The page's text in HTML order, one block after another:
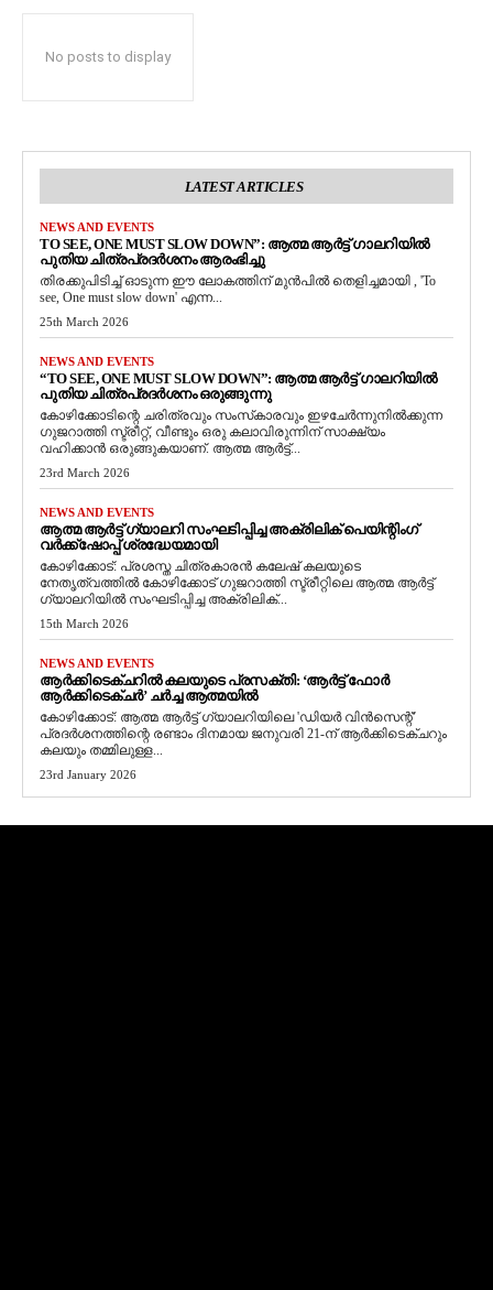
No posts to display
LATEST ARTICLES
NEWS AND EVENTS
TO SEE, ONE MUST SLOW DOWN”: ആത്മ ആർട്ട് ഗാലറിയിൽ
പുതിയ ചിത്രപ്രദർശനം ആരംഭിച്ചു
തിരക്കുപിടിച്ച് ഓടുന്ന ഈ ലോകത്തിന് മുൻപിൽ തെളിച്ചമായി , 'To
see, One must slow down' എന്ന...
25th March 2026
NEWS AND EVENTS
“TO SEE, ONE MUST SLOW DOWN”: ആത്മ ആർട്ട് ഗാലറിയിൽ
പുതിയ ചിത്രപ്രദർശനം ഒരുങ്ങുന്നു
കോഴിക്കോടിന്റെ ചരിത്രവും സംസ്‌കാരവും ഇഴചേർന്നുനിൽക്കുന്ന
ഗുജറാത്തി സ്ട്രീറ്റ്, വീണ്ടും ഒരു കലാവിരുന്നിന് സാക്ഷ്യം
വഹിക്കാൻ ഒരുങ്ങുകയാണ്. ആത്മ ആർട്ട്...
23rd March 2026
NEWS AND EVENTS
ആത്മ ആർട്ട് ഗ്യാലറി സംഘടിപ്പിച്ച അക്രിലിക് പെയിന്റിംഗ്
വർക്ക്‌ഷോപ്പ് ശ്രദ്ധേയമായി
കോഴിക്കോട്: പ്രശസ്ത ചിത്രകാരൻ കലേഷ് കലയുടെ
നേതൃത്വത്തിൽ കോഴിക്കോട് ഗുജറാത്തി സ്ട്രീറ്റിലെ ആത്മ ആർട്ട്
ഗ്യാലറിയിൽ സംഘടിപ്പിച്ച അക്രിലിക്...
15th March 2026
NEWS AND EVENTS
ആർക്കിടെക്ചറിൽ കലയുടെ പ്രസക്തി: ‘ആർട്ട് ഫോർ
ആർക്കിടെക്ചർ’ ചർച്ച ആത്മയിൽ
​കോഴിക്കോട്: ആത്മ ആർട്ട് ഗ്യാലറിയിലെ 'ഡിയർ വിൻസെന്റ്'
പ്രദർശനത്തിന്റെ രണ്ടാം ദിനമായ ജനുവരി 21-ന് ആർക്കിടെക്ചറും
കലയും തമ്മിലുള്ള...
23rd January 2026